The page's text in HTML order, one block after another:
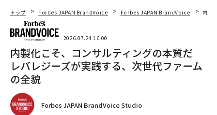
トップ Forbes JAPAN BrandVoice Forbes JAPAN BrandVoice 内製
2026.07.24 16:00
内製化こそ、コンサルティングの本質だ
レバレジーズが実践する、次世代ファーム
の全貌
Forbes JAPAN BrandVoice Studio